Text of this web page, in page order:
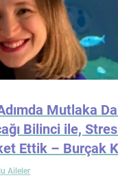
Mutlaka
Bilinci ile,
Ettik – Burçak
Aileler